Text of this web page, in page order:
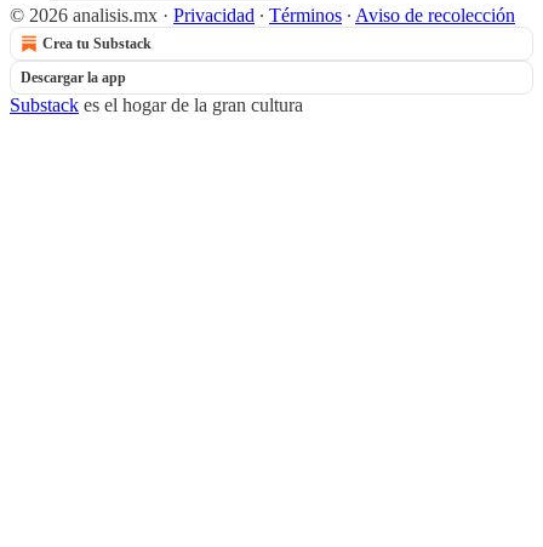
© 2026 analisis.mx · Privacidad ∙ Términos ∙ Aviso de recolección
Crea tu Substack
Descargar la app
Substack es el hogar de la gran cultura